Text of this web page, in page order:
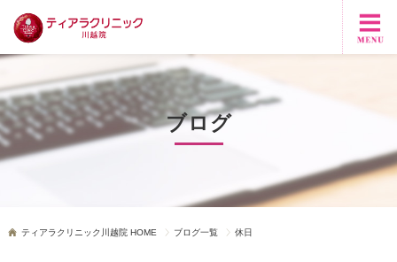
ブログ
ティアラクリニック川越院 HOME ブログ一覧 休日